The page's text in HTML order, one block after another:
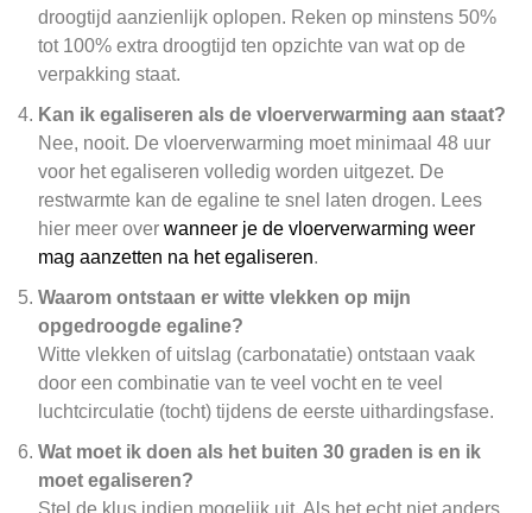
droogtijd aanzienlijk oplopen. Reken op minstens 50%
tot 100% extra droogtijd ten opzichte van wat op de
verpakking staat.
Kan ik egaliseren als de vloerverwarming aan staat?
Nee, nooit. De vloerverwarming moet minimaal 48 uur
voor het egaliseren volledig worden uitgezet. De
restwarmte kan de egaline te snel laten drogen. Lees
hier meer over wanneer je de vloerverwarming weer
mag aanzetten na het egaliseren.
Waarom ontstaan er witte vlekken op mijn
opgedroogde egaline?
Witte vlekken of uitslag (carbonatatie) ontstaan vaak
door een combinatie van te veel vocht en te veel
luchtcirculatie (tocht) tijdens de eerste uithardingsfase.
Wat moet ik doen als het buiten 30 graden is en ik
moet egaliseren?
Stel de klus indien mogelijk uit. Als het echt niet anders